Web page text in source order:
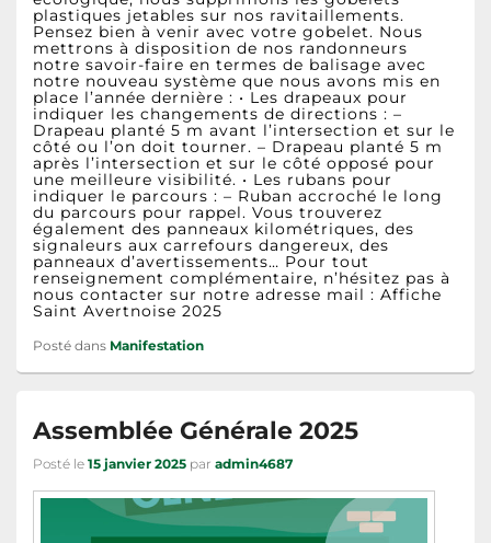
plastiques jetables sur nos ravitaillements.
Pensez bien à venir avec votre gobelet. Nous
mettrons à disposition de nos randonneurs
notre savoir-faire en termes de balisage avec
notre nouveau système que nous avons mis en
place l’année dernière : • Les drapeaux pour
indiquer les changements de directions : –
Drapeau planté 5 m avant l’intersection et sur le
côté ou l’on doit tourner. – Drapeau planté 5 m
après l’intersection et sur le côté opposé pour
une meilleure visibilité. • Les rubans pour
indiquer le parcours : – Ruban accroché le long
du parcours pour rappel. Vous trouverez
également des panneaux kilométriques, des
signaleurs aux carrefours dangereux, des
panneaux d’avertissements… Pour tout
renseignement complémentaire, n’hésitez pas à
nous contacter sur notre adresse mail : Affiche
Saint Avertnoise 2025
Posté dans Manifestation
Assemblée Générale 2025
Posté le 15 janvier 2025 par admin4687